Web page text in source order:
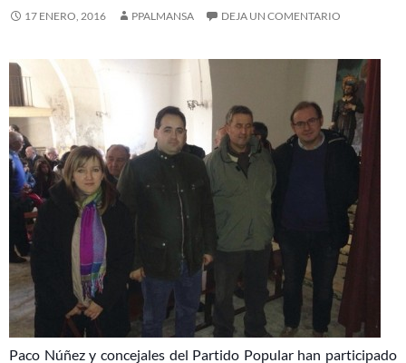
17 ENERO, 2016 PPALMANSA DEJA UN COMENTARIO
Paco Núñez y concejales del Partido Popular han participado